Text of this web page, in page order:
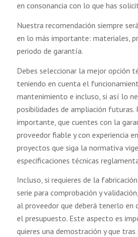
en consonancia con lo que has
Nuestra recomendación siempre
en lo más importante: materiales,
periodo de garantía.
Debes seleccionar la mejor opción
teniendo en cuenta el
mantenimiento e incluso, si así lo
posibilidades de ampliación futuras.
importante, que cuentes con la
proveedor fiable y con experiencia
proyectos que siga la normativa
especificaciones técnicas
Incluso, si requieres de la
serie para comprobación y
al proveedor que deberá tenerlo en
el presupuesto. Este aspecto es
quieres una demostración y que tras